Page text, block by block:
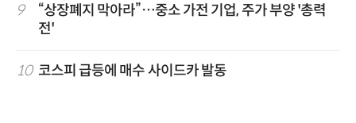
9
“상장폐지 막아라”…중소 가전 기업, 주가 부양 '총력
전'
10 코스피 급등에 매수 사이드카 발동